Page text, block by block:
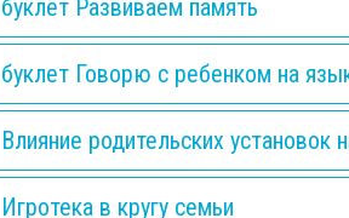
буклет Развиваем память
буклет Говорю с ребенком на
Влияние родительских установок
Игротека в кругу семьи